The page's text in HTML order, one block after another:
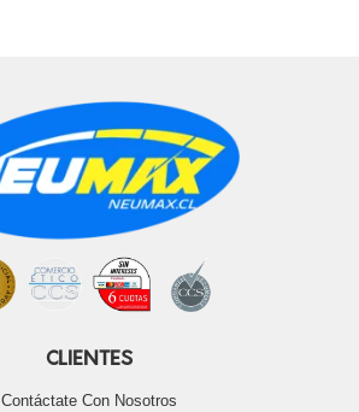
CLIENTES
Contáctate Con Nosotros